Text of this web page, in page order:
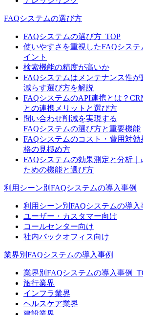
FAQシステムの選び方
FAQシステムの選び方_TOP
使いやすさを重視したFAQシス
イント
検索機能の精度が高いか
FAQシステムはメンテナンス性
減らす選び方を解説
FAQシステムのAPI連携とは？
との連携メリットと選び方
問い合わせ削減を実現する
FAQシステムの選び方と重要機能
FAQシステムのコスト・費用対
格の見極め方
FAQシステムの効果測定と分析
ための機能と選び方
利用シーン別FAQシステムの導入事例
利用シーン別FAQシステムの導入
ユーザー・カスタマー向け
コールセンター向け
社内バックオフィス向け
業界別FAQシステムの導入事例
業界別FAQシステムの導入事例
旅行業界
インフラ業界
ヘルスケア業界